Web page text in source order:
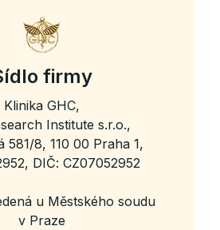
firmy
Klinika GHC,
Institute s.r.o.,
581/8, 110 00 Praha 1,
DIČ: CZ07052952
u Městského soudu
v Praze